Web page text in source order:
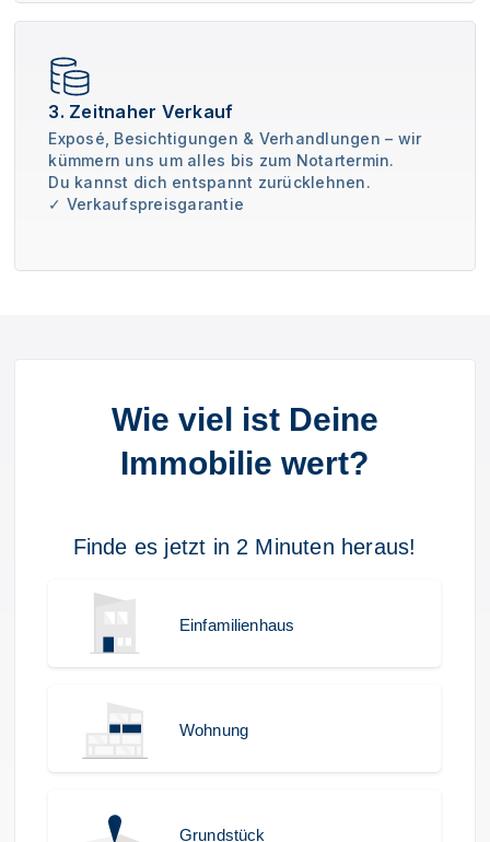
3. Zeitnaher Verkauf
Exposé, Besichtigungen & Verhandlungen – wir
kümmern uns um alles bis zum Notartermin.
Du kannst dich entspannt zurücklehnen.
✓ Verkaufspreisgarantie